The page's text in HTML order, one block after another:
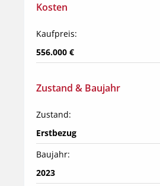
Kosten
Kaufpreis:
556.000 €
Zustand & Baujahr
Zustand:
Erstbezug
Baujahr:
2023